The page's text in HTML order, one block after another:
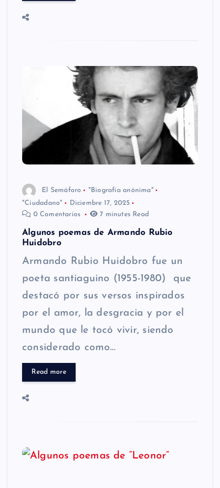
El Semáforo
"Biografía anónima"
"Ciudadano"
Diciembre 17, 2025
0 Comentarios
7 minutes Read
Algunos poemas de Armando Rubio
Huidobro
Armando Rubio Huidobro fue un
poeta santiaguino (1955-1980) que
destacó por sus versos inspirados
por el amor, la desgracia y por el
mundo que le tocó vivir, siendo
considerado como…
Read more